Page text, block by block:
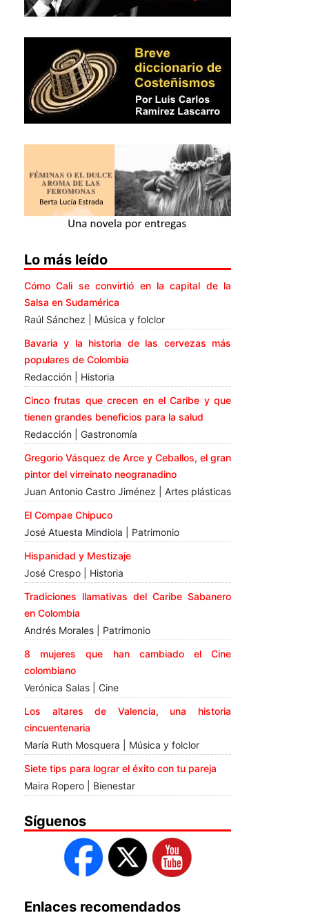
Lo más leído
Cómo Cali se convirtió en la capital de la
Salsa en Sudamérica
Raúl Sánchez | Música y folclor
Bavaria y la historia de las cervezas más
populares de Colombia
Redacción | Historia
Cinco frutas que crecen en el Caribe y que
tienen grandes beneficios para la salud
Redacción | Gastronomía
Gregorio Vásquez de Arce y Ceballos, el gran
pintor del virreinato neogranadino
Juan Antonio Castro Jiménez | Artes plásticas
El Compae Chipuco
José Atuesta Mindiola | Patrimonio
Hispanidad y Mestizaje
José Crespo | Historia
Tradiciones llamativas del Caribe Sabanero
en Colombia
Andrés Morales | Patrimonio
8 mujeres que han cambiado el Cine
colombiano
Verónica Salas | Cine
Los altares de Valencia, una historia
cincuentenaria
María Ruth Mosquera | Música y folclor
Siete tips para lograr el éxito con tu pareja
Maira Ropero | Bienestar
Síguenos
Enlaces recomendados